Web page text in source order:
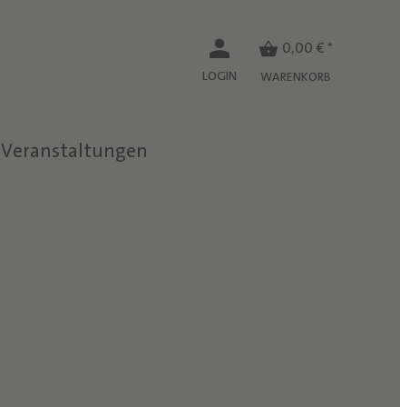
LOGIN
0,00 € *
WARENKORB
Veranstaltungen